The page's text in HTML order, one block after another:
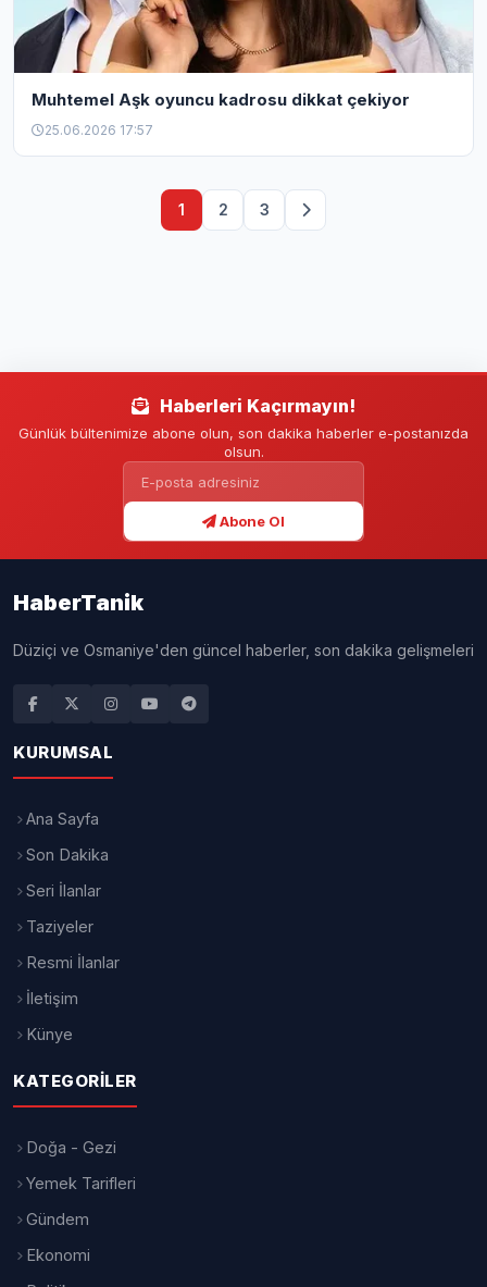
Muhtemel Aşk oyuncu kadrosu dikkat çekiyor
25.06.2026 17:57
1 2 3
Haberleri Kaçırmayın!
Günlük bültenimize abone olun, son dakika haberler e-postanızda
olsun.
Abone Ol
HaberTanik
Düziçi ve Osmaniye'den güncel haberler, son dakika gelişmeleri
KURUMSAL
Ana Sayfa
Son Dakika
Seri İlanlar
Taziyeler
Resmi İlanlar
İletişim
Künye
KATEGORILER
Doğa - Gezi
Yemek Tarifleri
Gündem
Ekonomi